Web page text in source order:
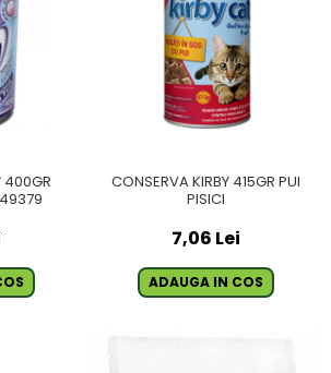
400GR
CONSERVA KIRBY 415GR PUI
PISICI
7,06 Lei
ADAUGA IN COS